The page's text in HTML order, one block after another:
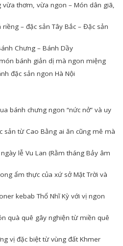
thơm, vừa ngon – Món dân giã,
– đặc sản Tây Bắc – Đặc sản
Chưng – Bánh Dầy
bánh giản dị mà ngon miệng
đặc sản ngon Hà Nội
bánh chưng ngon “nức nở” và uy
sản từ Cao Bằng ai ăn cũng mê mà
lễ Vu Lan (Rằm tháng Bảy âm
ẩm thực của xứ sở Mặt Trời và
kebab Thổ Nhĩ Kỳ với vị ngon
quà quê gây nghiện từ miền quê
vị đặc biệt từ vùng đất Khmer